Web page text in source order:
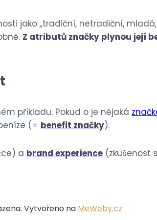
jako „tradiční, netradiční,
Z atributů značky plynou její
příkladu. Pokud o je nějaká
(= benefit značky).
a brand experience (zkušenost
Vytvořeno na MeWeby.cz